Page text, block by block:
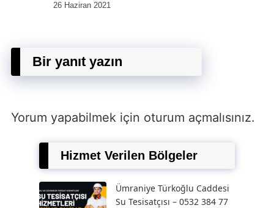
26 Haziran 2021
Bir yanıt yazın
Yorum yapabilmek için oturum açmalısınız.
Hizmet Verilen Bölgeler
Ümraniye Türkoğlu Caddesi
Su Tesisatçısı – 0532 384 77